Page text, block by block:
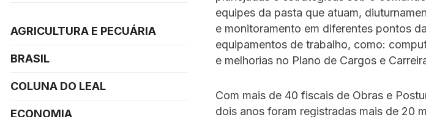
equipes da pasta que atuam,
e monitoramento em diferentes pontos
equipamentos de trabalho, como:
e melhorias no Plano de Cargos e
Com mais de 40 fiscais de Obras e
dois anos foram registradas mais de 20
AGRICULTURA E PECUÁRIA
BRASIL
COLUNA DO LEAL
ECONOMIA